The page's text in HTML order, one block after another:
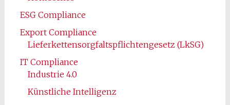
ESG Compliance
Export Compliance
Lieferkettensorgfaltspflichtengesetz (LkSG)
IT Compliance
Industrie 4.0
Künstliche Intelligenz